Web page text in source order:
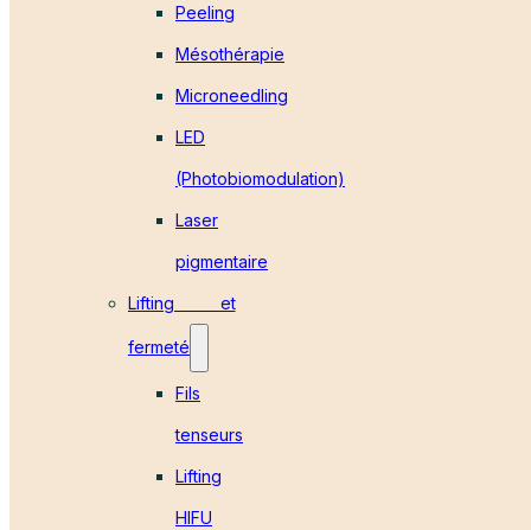
Peeling
Mésothérapie
Microneedling
LED
(Photobiomodulation)
Laser
pigmentaire
Lifting et
fermeté
Fils
tenseurs
Lifting
HIFU